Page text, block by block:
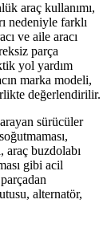
araç kullanımı,
nedeniyle farklı
ve aile aracı
parça
yol yardım
marka modeli,
değerlendirilir.
sürücüler
araç buzdolabı
gibi acil
alternatör,